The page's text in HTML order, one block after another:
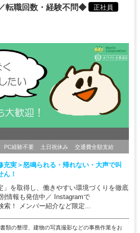
転職回数・経験不問◆
正社員
PC経験不要 土日祝休み 交通費全額支給
充実＞怒鳴られる・帰れない・大声で叫
！
」を取得し、働きやすい環境づくりを徹底
情報も発信中／ Instagramで
索！ メンバー紹介など限定...
類の整理、建物の写真撮影などの事務作業をお